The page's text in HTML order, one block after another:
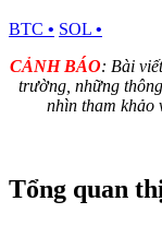
BTC • SOL •
CẢNH BÁO: Bài
trường, những
nhìn tham khảo
Tổng quan